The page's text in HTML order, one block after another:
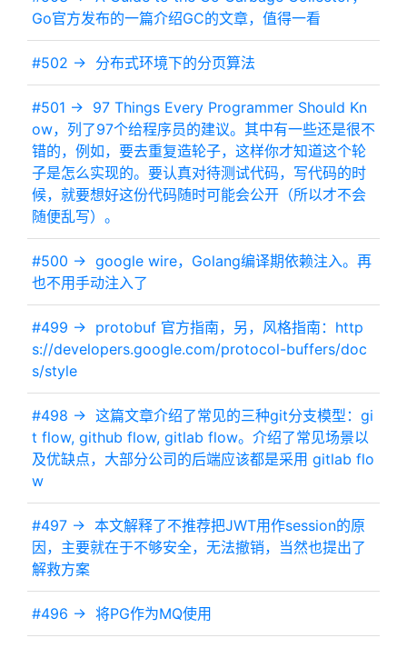
Go官方发布的一篇介绍GC的文章，值得一看
#502 -> 分布式环境下的分页算法
#501 -> 97 Things Every Programmer Should Kn
ow，列了97个给程序员的建议。其中有一些还是很不
错的，例如，要去重复造轮子，这样你才知道这个轮
子是怎么实现的。要认真对待测试代码，写代码的时
候，就要想好这份代码随时可能会公开（所以才不会
随便乱写）。
#500 -> google wire，Golang编译期依赖注入。再
也不用手动注入了
#499 -> protobuf 官方指南，另，风格指南：http
s://developers.google.com/protocol-buffers/doc
s/style
#498 -> 这篇文章介绍了常见的三种git分支模型：gi
t flow, github flow, gitlab flow。介绍了常见场景以
及优缺点，大部分公司的后端应该都是采用 gitlab flo
w
#497 -> 本文解释了不推荐把JWT用作session的原
因，主要就在于不够安全，无法撤销，当然也提出了
解救方案
#496 -> 将PG作为MQ使用